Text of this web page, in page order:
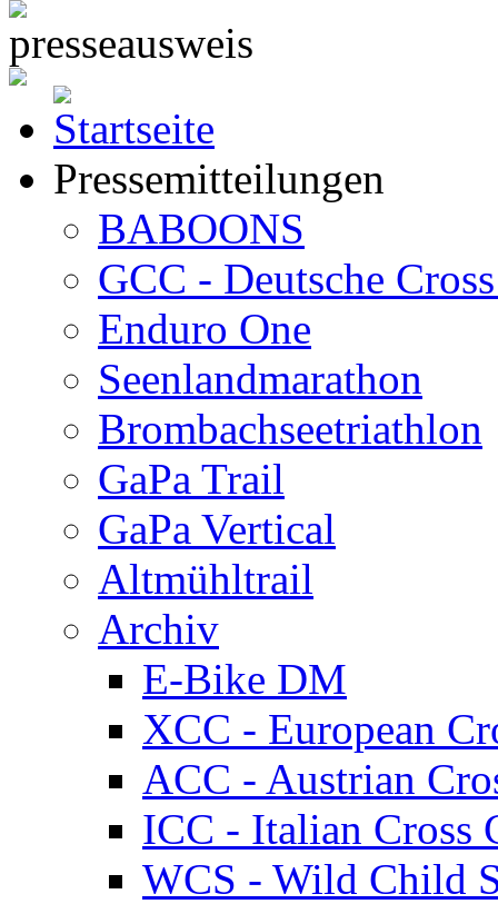
Pressemitteilungen
BABOONS
GCC - Deutsche
Enduro One
Seenlandmarathon
Brombachseetriathlon
GaPa Trail
GaPa Vertical
Altmühltrail
Archiv
E-Bike DM
XCC - European
ACC - Austrian
ICC - Italian Cross
WCS - Wild Child